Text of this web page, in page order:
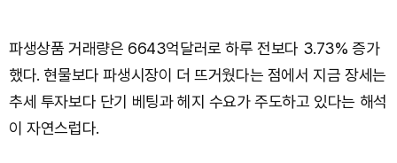
파생상품 거래량은 6643억달러로 하루 전보다 3.73% 증가
했다. 현물보다 파생시장이 더 뜨거웠다는 점에서 지금 장세는
추세 투자보다 단기 베팅과 헤지 수요가 주도하고 있다는 해석
이 자연스럽다.